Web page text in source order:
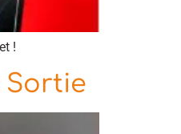
!
Sortie